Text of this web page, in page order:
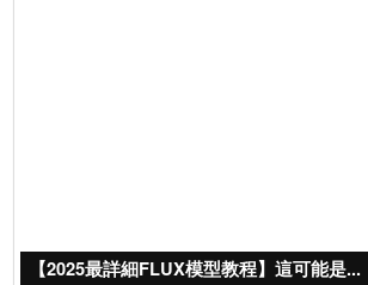
【2025最詳細FLUX模型教程】這可能是...